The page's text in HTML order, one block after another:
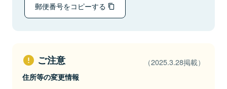
郵便番号をコピーする
ご注意 （2025.3.28掲載）
住所等の変更情報